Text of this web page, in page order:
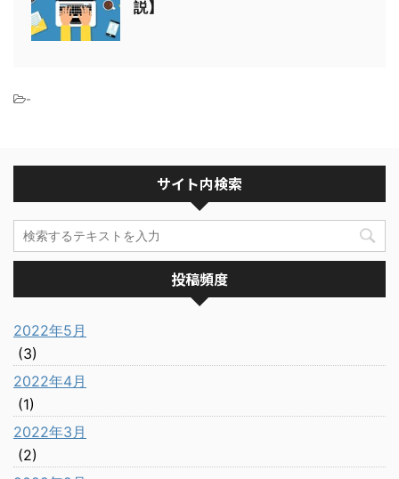
説】
-
サイト内検索
投稿頻度
2022年5月
(3)
2022年4月
(1)
2022年3月
(2)